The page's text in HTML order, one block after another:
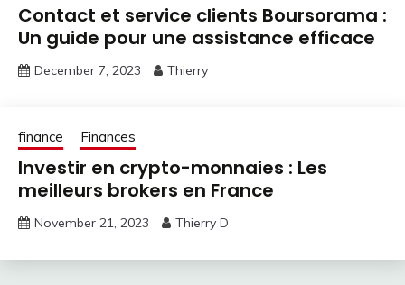
Contact et service clients Boursorama :
Un guide pour une assistance efficace
December 7, 2023 Thierry
finance Finances
Investir en crypto-monnaies : Les
meilleurs brokers en France
November 21, 2023 Thierry D